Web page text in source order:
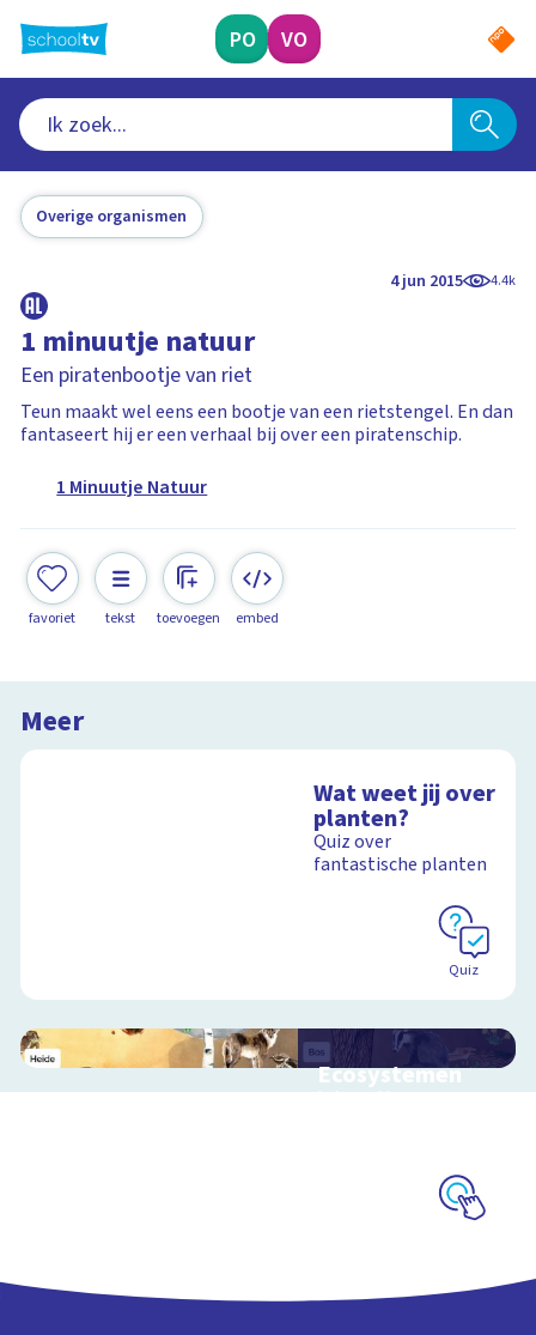
naar
hoofdinhoud
PO VO
Overige organismen
4 jun 2015 4.4k
1 minuutje natuur
Een piratenbootje van riet
Teun maakt wel eens een bootje van een rietstengel. En dan
fantaseert hij er een verhaal bij over een piratenschip.
1 Minuutje Natuur
favoriet tekst toevoegen embed
Meer
Wat weet jij over
planten?
Quiz over
fantastische planten
Quiz
Ecosystemen
Interactieve